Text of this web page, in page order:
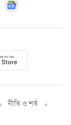
নীতি ও শর্ত